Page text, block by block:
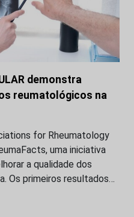
demonstra
reumatológicos na
for Rheumatology
uma iniciativa
a qualidade dos
Os primeiros resultados…